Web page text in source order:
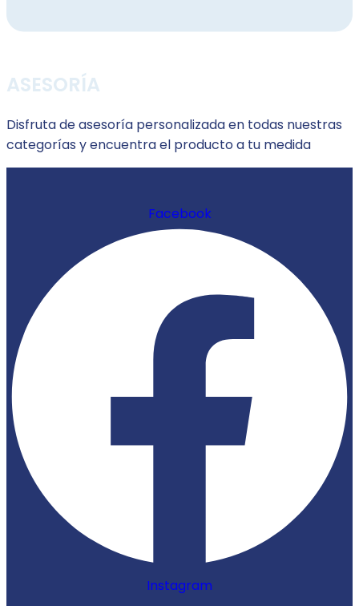
ASESORÍA
Disfruta de asesoría personalizada en todas nuestras
categorías y encuentra el producto a tu medida
Facebook
Instagram